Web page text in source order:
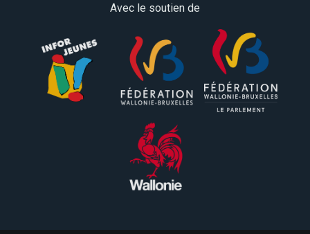
Avec le soutien de